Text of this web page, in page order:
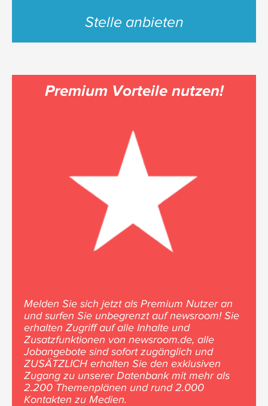
Stelle anbieten
Premium Vorteile nutzen!
Melden Sie sich jetzt als Premium Nutzer an
und surfen Sie unbegrenzt auf newsroom! Sie
erhalten Zugriff auf alle Inhalte und
Zusatzfunktionen von newsroom.de, alle
Jobangebote sind sofort zugänglich und
ZUSÄTZLICH erhalten Sie den exklusiven
Zugang zu unserer Datenbank mit mehr als
2.200 Themenplänen und rund 2.000
Kontakten zu Medien.